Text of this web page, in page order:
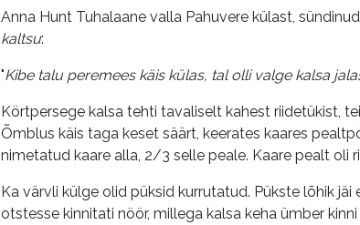
Anna Hunt Tuhalaane valla Pahuvere külast,
kaltsu:
"Kibe talu peremees käis külas, tal olli valge kalsa
Körtpersege kalsa tehti tavaliselt kahest riidetükist,
Õmblus käis taga keset säärt, keerates kaares
nimetatud kaare alla, 2/3 selle peale. Kaare pealt oli
Ka värvli külge olid püksid kurrutatud. Pükste lõhik
otstesse kinnitati nöör, millega kalsa keha ümber